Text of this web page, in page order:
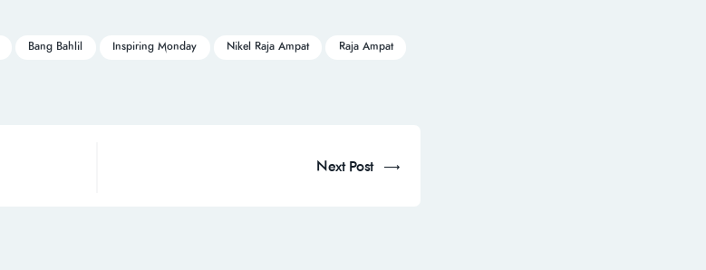
Bang Bahlil Inspiring Monday Nikel Raja Ampat Raja Ampat
Next Post